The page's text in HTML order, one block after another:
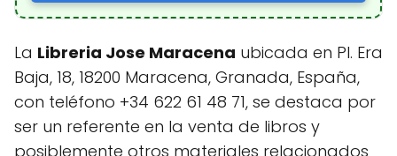
La Libreria Jose Maracena ubicada en Pl. Era
Baja, 18, 18200 Maracena, Granada, España,
con teléfono +34 622 61 48 71, se destaca por
ser un referente en la venta de libros y
posiblemente otros materiales relacionados